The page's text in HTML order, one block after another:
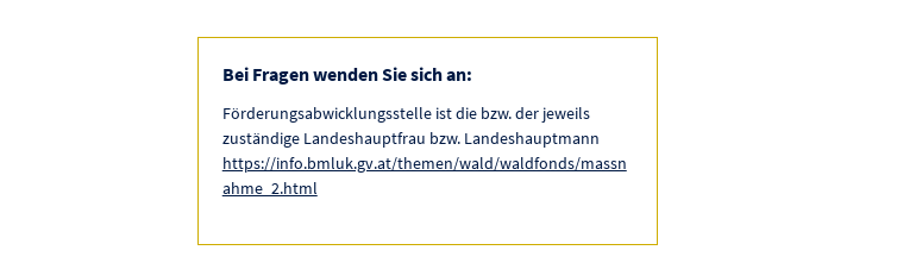
Bei Fragen wenden Sie sich an:
Förderungsabwicklungsstelle ist die bzw. der jeweils
zuständige Landeshauptfrau bzw. Landeshauptmann
https://info.bmluk.gv.at/themen/wald/waldfonds/massn
ahme_2.html